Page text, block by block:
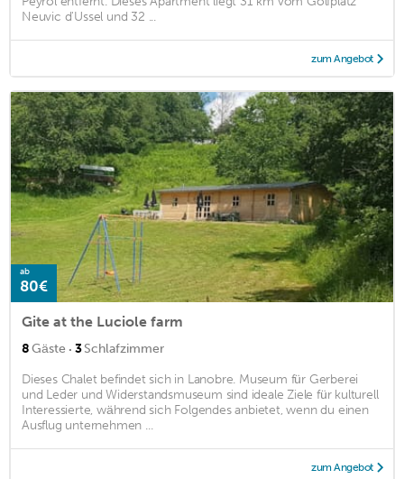
Neuvic d'Ussel und 32 ...
zum Angebot
ab
80€
Gite at the Luciole farm
8Gäste · 3Schlafzimmer
Dieses Chalet befindet sich in Lanobre. Museum für Gerberei
und Leder und Widerstandsmuseum sind ideale Ziele für kulturell
Interessierte, während sich Folgendes anbietet, wenn du einen
Ausflug unternehmen ...
zum Angebot